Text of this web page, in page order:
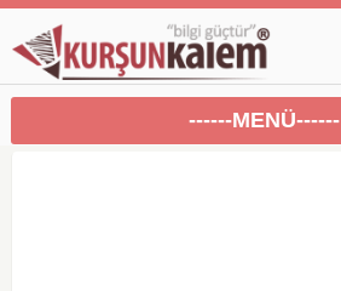
------MENÜ------